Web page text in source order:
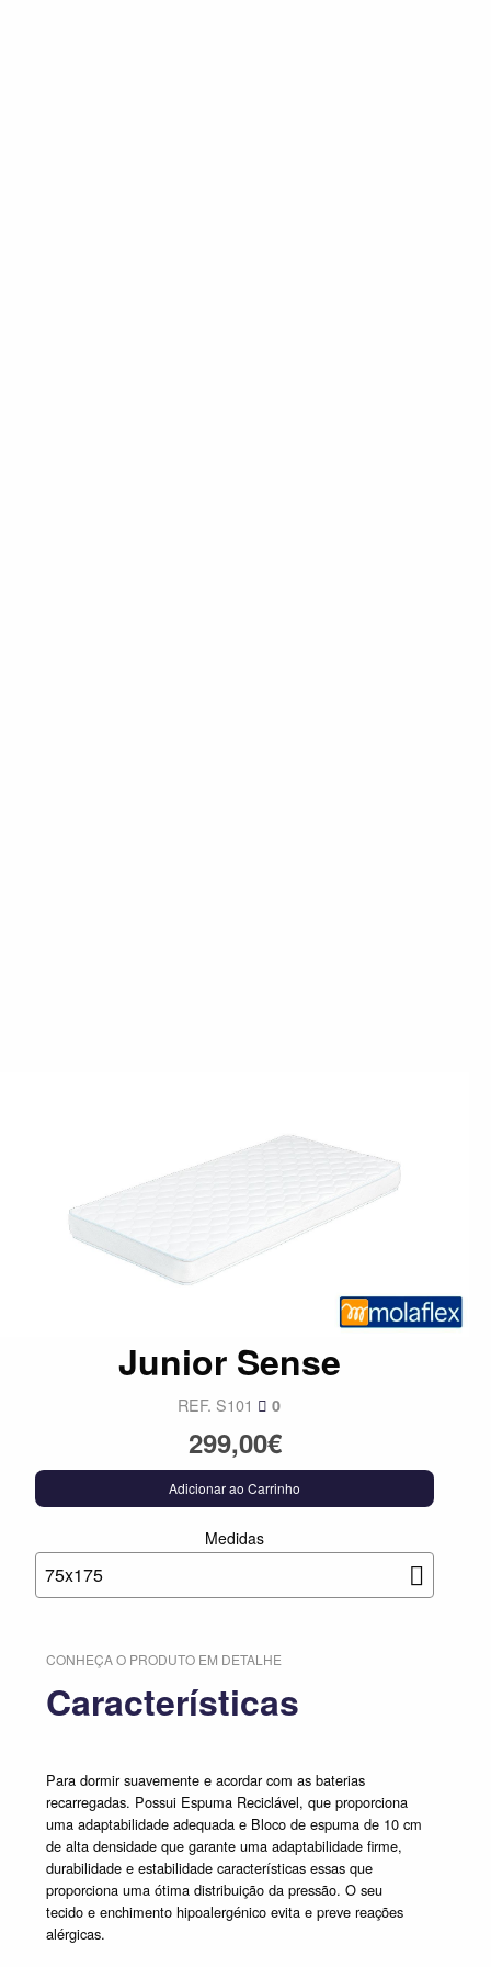
Junior Sense
REF. S101 0
299,00€
Adicionar ao Carrinho
Medidas
75x175
CONHEÇA O PRODUTO EM DETALHE
Características
Para dormir suavemente e acordar com as baterias
recarregadas. Possui Espuma Reciclável, que proporciona
uma adaptabilidade adequada e Bloco de espuma de 10 cm
de alta densidade que garante uma adaptabilidade firme,
durabilidade e estabilidade características essas que
proporciona uma ótima distribuição da pressão. O seu
tecido e enchimento hipoalergénico evita e preve reações
alérgicas.